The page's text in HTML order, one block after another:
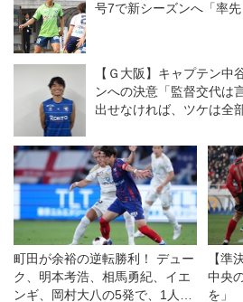
号7で新シーズンへ「率先
【Ｇ大阪】キャプテン
ンへの決意「監督交代は
出せなければ、ツケは全
町田が余裕の逆転勝利！ デュー
ク、明本考浩、相馬勇紀、イエ
ンギ、岡村大八の5発で、1人少
【準
中央
を」